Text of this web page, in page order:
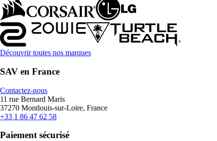
Découvrir toutes nos marques
SAV en France
Contactez-nous
11 rue Bernard Maris
37270 Montlouis-sur-Loire, France
+33 1 86 47 62 58
Paiement sécurisé